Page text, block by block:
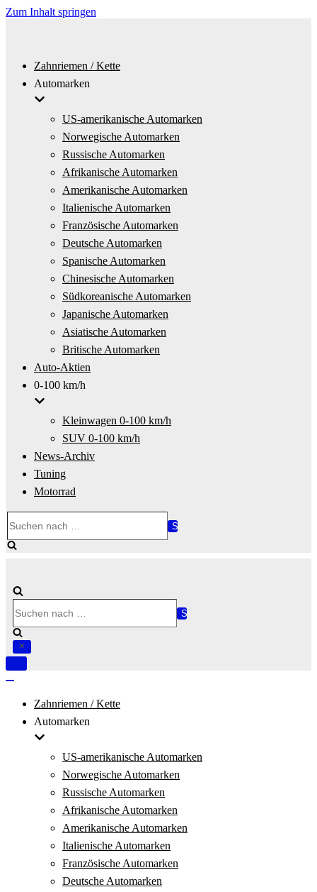
Zum Inhalt springen
Zahnriemen / Kette
Automarken
US-amerikanische Automarken
Norwegische Automarken
Russische Automarken
Afrikanische Automarken
Amerikanische Automarken
Italienische Automarken
Französische Automarken
Deutsche Automarken
Spanische Automarken
Chinesische Automarken
Südkoreanische Automarken
Japanische Automarken
Asiatische Automarken
Britische Automarken
Auto-Aktien
0-100 km/h
Kleinwagen 0-100 km/h
SUV 0-100 km/h
News-Archiv
Tuning
Motorrad
nach …
nach …
Navigation
Zahnriemen / Kette
Automarken
US-amerikanische Automarken
Norwegische Automarken
Russische Automarken
Afrikanische Automarken
Amerikanische Automarken
Italienische Automarken
Französische Automarken
Deutsche Automarken